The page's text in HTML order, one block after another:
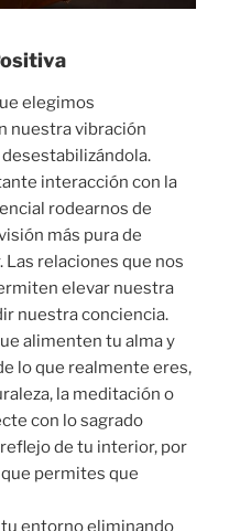
elegimos
nuestra vibración
interacción con la
rodearnos de
más pura de
relaciones que nos
elevar nuestra
nuestra conciencia.
alimenten tu alma y
lo que realmente eres,
la meditación o
con lo sagrado
de tu interior, por
permites que
tu entorno eliminando